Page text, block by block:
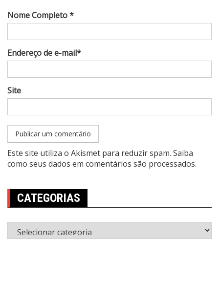
Nome Completo *
Endereço de e-mail*
Site
Este site utiliza o Akismet para reduzir spam. Saiba
como seus dados em comentários são processados.
CATEGORIAS
Categorias